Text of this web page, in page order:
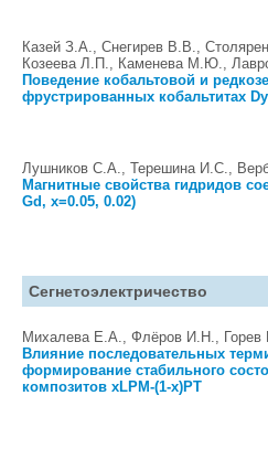
Казей З.А., Снегирев В.В.,
Козеева Л.П., Каменева М.Ю.,
Поведение кобальтовой и
фрустрированных кобальтитах
Лушников С.А., Терешина И.С.,
Магнитные свойства гидридов
Gd, x=0.05, 0.02)
Сегнетоэлектричество
Михалева Е.А., Флёров И.Н.,
Влияние последовательных
формирование стабильного
композитов xLPM-(1-x)PT